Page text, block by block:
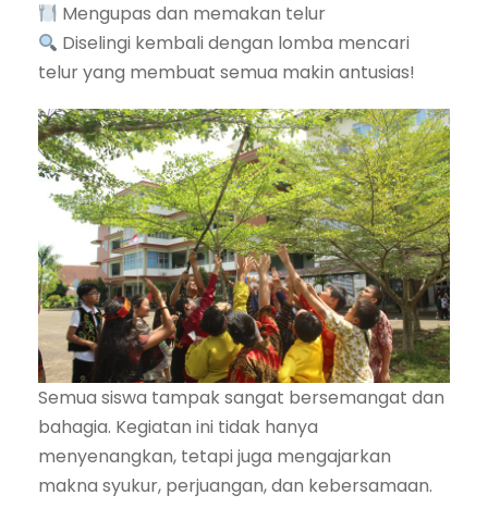
Mengupas dan memakan telur
Diselingi kembali dengan lomba mencari
telur yang membuat semua makin antusias!
Semua siswa tampak sangat bersemangat dan
bahagia. Kegiatan ini tidak hanya
menyenangkan, tetapi juga mengajarkan
makna syukur, perjuangan, dan kebersamaan.